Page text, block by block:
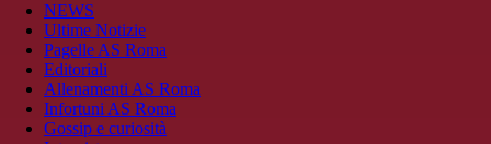
NEWS
Ultime Notizie
Pagelle AS Roma
Editoriali
Allenamenti AS Roma
Infortuni AS Roma
Gossip e curiosità